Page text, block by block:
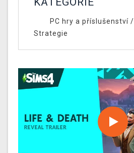
PC hry a příslušenství/
Strategie